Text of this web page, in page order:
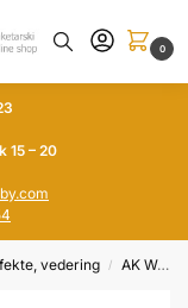
0
15 – 20
vedering / AK Weathering pensils